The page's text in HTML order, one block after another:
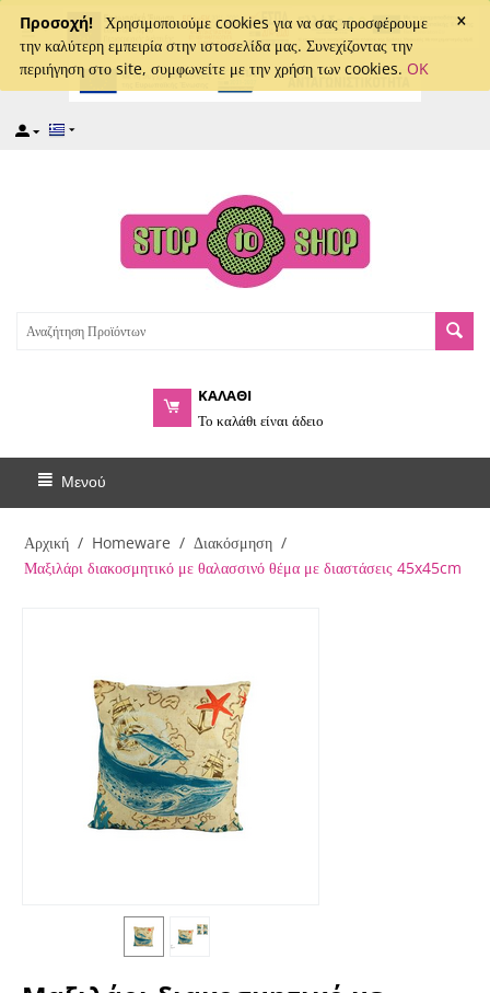
×
Προσοχή! Χρησιμοποιούμε cookies για να σας προσφέρουμε
την καλύτερη εμπειρία στην ιστοσελίδα μας. Συνεχίζοντας την
περιήγηση στο site, συμφωνείτε με την χρήση των cookies. OK
captcha
ΚΑΛΑΘΙ
Το καλάθι είναι άδειο
Μενού
Αρχική / Homeware / Διακόσμηση /
Μαξιλάρι διακοσμητικό με θαλασσινό θέμα με διαστάσεις 45x45cm